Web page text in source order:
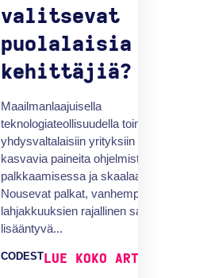
valitsevat
puolalaisia
kehittäjiä?
Maailmanlaajuisella
teknologiateollisuudella toimiviin
yhdysvaltalaisiin yrityksiin kohdistuu
kasvavia paineita ohjelmistokehittäjien
palkkaamisessa ja skaalaamisessa.
Nousevat palkat, vanhempien
lahjakkuuksien rajallinen saatavuus ja
lisääntyvä...
CODEST LUE KOKO ARTIKKELI